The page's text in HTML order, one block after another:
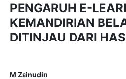
PENGARUH E-
KEMANDIRIAN
DITINJAU DARI
M Zainudin